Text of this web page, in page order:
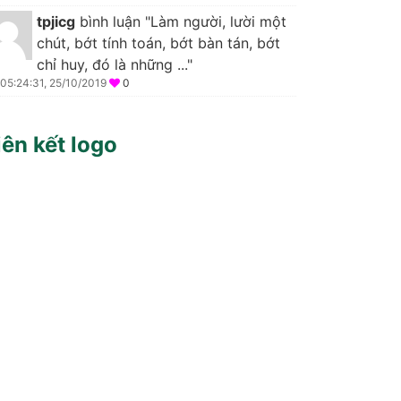
tpjicg bình luận "Làm người, lười một
chút, bớt tính toán, bớt bàn tán, bớt
chỉ huy, đó là những ..."
05:24:31, 25/10/2019 0
kết logo